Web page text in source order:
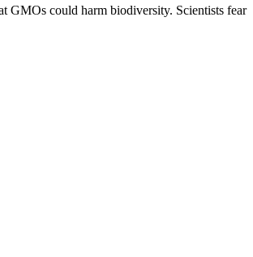
GMOs could harm biodiversity. Scientists fear